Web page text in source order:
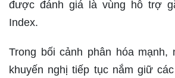
được đánh giá là vùng hỗ trợ
Index.
Trong bối cảnh phân hóa
khuyến nghị tiếp tục nắm giữ